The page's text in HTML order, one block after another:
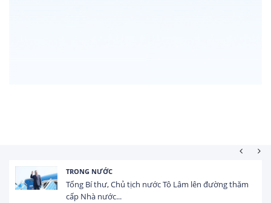
TRONG NƯỚC
Tổng Bí thư, Chủ tịch nước Tô Lâm lên đường thăm
cấp Nhà nước...